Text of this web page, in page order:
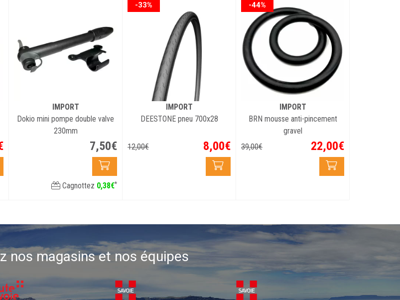
IMPORT
Dokio mini pompe double valve
230mm
7,50€
Cagnottez 0,38€*
-33%
IMPORT
DEESTONE pneu 700x28
12,00€ 8,00€
-44%
IMPORT
BRN mousse anti-pincement
gravel
39,00€ 22,00€
nos magasins et nos équipes